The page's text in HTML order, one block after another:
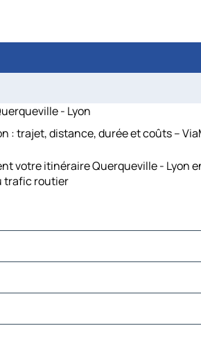
- Lyon
: trajet, distance, durée et coûts –
votre itinéraire Querqueville - Lyon
trafic routier
Étienne